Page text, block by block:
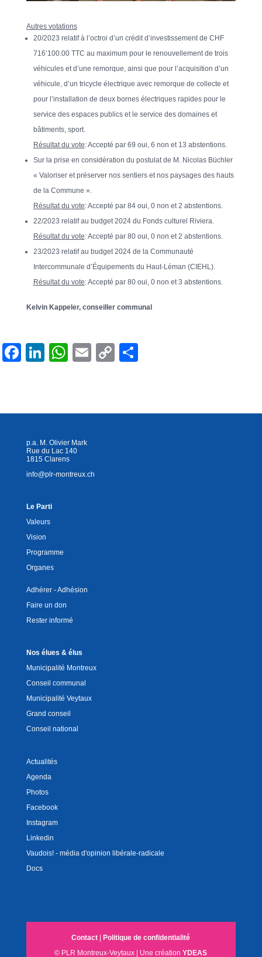
Autres votations
20/2023 relatif à l’octroi d’un crédit d’investissement de CHF
716’100.00 TTC au maximum pour le renouvellement de trois
véhicules et d’une remorque, ainsi que pour l’acquisition d’un
véhicule, d’un tricycle électrique avec remorque de collecte et
pour l’installation de deux bornes électriques rapides pour le
service des espaces publics et le service des domaines et
bâtiments, sport.
Résultat du vote: Accepté par 69 oui, 6 non et 13 abstentions.
Sur la prise en considération du postulat de M. Nicolas Büchler
« Valoriser et préserver nos sentiers et nos paysages des hauts
de la Commune ».
Résultat du vote: Accepté par 84 oui, 0 non et 2 abstentions.
22/2023 relatif au budget 2024 du Fonds culturel Riviera.
Résultat du vote: Accepté par 80 oui, 0 non et 2 abstentions.
23/2023 relatif au budget 2024 de la Communauté
Intercommunale d’Équipements du Haut-Léman (CIEHL).
Résultat du vote: Accepté par 80 oui, 0 non et 3 abstentions.
Kelvin Kappeler, conseiller communal
F
e
o
o
k
Li
e
n
W
s
p
p
E
C
y
g
p.a. M. Olivier Mark
Rue du Lac 140
1815 Clarens
info@plr-montreux.ch
Le Parti
Valeurs
Vision
Programme
Organes
Adhérer - Adhésion
Faire un don
Rester informé
Nos élues & élus
Municipalité Montreux
Conseil communal
Municipalité Veytaux
Grand conseil
Conseil national
Actualités
Agenda
Photos
Facebook
Instagram
Linkedin
Vaudois! - média d'opinion libérale-radicale
Docs
Contact |Politique de confidentialité
© PLR Montreux-Veytaux | Une créationYDEAS